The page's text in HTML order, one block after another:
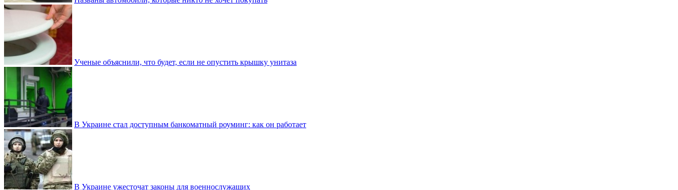
Ученые объяснили, что будет, если не опустить крышку унитаза
В Украине стал доступным банкоматный роуминг: как он работает
В Украине ужесточат законы для военнослужащих